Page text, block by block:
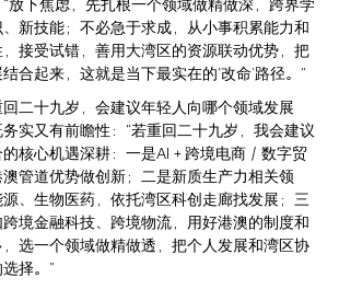
新技能；不必急于求成，从小事积累能力和
接受试错，善用大湾区的资源联动优势，把
合起来，这就是当下最实在的‘改命’路径。”
二十九岁，会建议年轻人向哪个领域发展
实又有前瞻性：“若重回二十九岁，我会建议
核心机遇深耕：一是AI＋跨境电商／数字贸
管道优势做创新；二是新质生产力相关领
、生物医药，依托湾区科创走廊找发展；三
境金融科技、跨境物流，用好港澳的制度和
选一个领域做精做透，把个人发展和湾区协
择。”